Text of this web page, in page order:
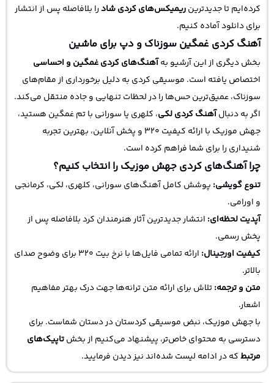
کرده‌ایم تا جدیدترینریمیکس‌های کردی شادرا بلافاصله پس از انتشار
برای دانلود آماده کنیم.
آهنگ کردی غمگین سوزناک و دپ برای ماشین
بخش دیگری از این آرشیو بهآهنگ‌های کردی غمگین و احساسی
اختصاص یافته است. موسیقی کردی به دلیل برخورداری از مقام‌های
سوزناک، عمیق‌ترین حس‌ها را در لحظات تنهایی و جاده منتقل می‌کند.
اگر به دنبالآهنگ کردی لکی، کلهری یا سورانی با تم غمگین هستید،
جهش موزیک با ارائه کیفیت ۳۲۰ و پخش آنلاین، بهترین تجربه
شنیداری را برای شما فراهم کرده است.
چرا آهنگ‌های کردی جهش موزیک را انتخاب کنیم؟
تنوع گویشی: پوشش کامل آهنگ‌های سورانی، کلهری، لکی، کرمانجی
و اورامی.
آپدیت لحظه‌ای: انتشار جدیدترین آثار هنرمندان کرد بلافاصله پس از
پخش رسمی.
کیفیت اورجینال:
ارائه تمامی فایل‌ها با نرخ بیت ۳۲۰ برای وضوح صدای
بالاتر.
متن و ترجمه:تلاش برای ارائه متن ترانه‌ها جهت درک بهتر مفاهیم
اشعار.
با جهش موزیک، نبض موسیقی کردستان در دستان شماست. برای
دسترسی به محتوای خاص‌تر، پیشنهاد می‌کنیم از بخشتاپیک‌های
مرتبطکه در ادامه لیست شده‌اند نیز دیدن فرمایید.